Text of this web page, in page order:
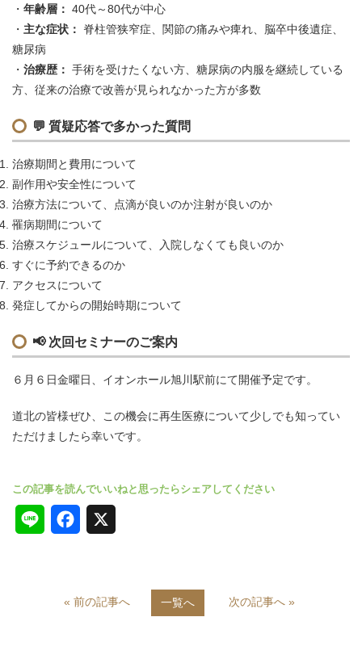
年齢層： 40代～80代が中心
主な症状：
脊柱管狭窄症、関節の痛みや痺れ、脳卒中後遺症、
糖尿病
治療歴： 手術を受けたくない方、糖尿病の内服を継続している
方、従来の治療で改善が見られなかった方が多数
💬 質疑応答で多かった質問
治療期間と費用について
副作用や安全性について
治療方法について、点滴が良いのか注射が良いのか
罹病期間について
治療スケジュールについて、入院しなくても良いのか
すぐに予約できるのか
アクセスについて
発症してからの開始時期について
📢 次回セミナーのご案内
６月６日金曜日、イオンホール旭川駅前にて開催予定です。
道北の皆様ぜひ、この機会に再生医療について少しでも知ってい
ただけましたら幸いです。
e
« 前の記事へ 一覧へ 次の記事へ »